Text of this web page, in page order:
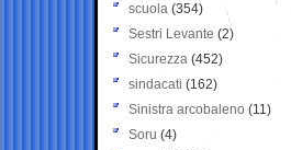
scuola (354)
Sestri Levante (2)
Sicurezza (452)
sindacati (162)
Sinistra arcobaleno (11)
Soru (4)